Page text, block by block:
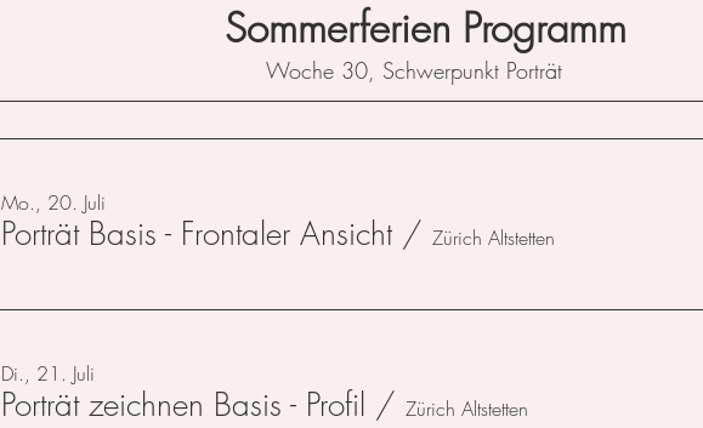
Sommerferien Programm
Woche 30, Schwerpunkt Porträt
Mo., 20. Juli
Porträt Basis - Frontaler Ansicht / Zürich Altstetten
Di., 21. Juli
Porträt zeichnen Basis - Profil / Zürich Altstetten